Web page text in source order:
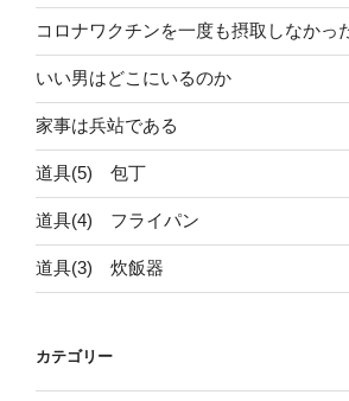
聞
け
コロナワクチンを一度も摂取しなかっ
いい男はどこにいるのか
家事は兵站である
道具(5) 包丁
道具(4) フライパン
道具(3) 炊飯器
カテゴリー